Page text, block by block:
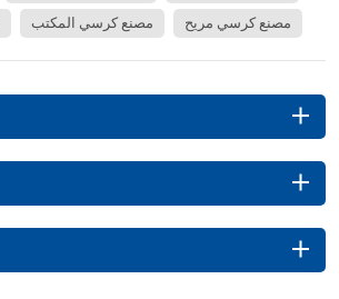
مصنع كرسي المكتب مصنع كرسي مريح